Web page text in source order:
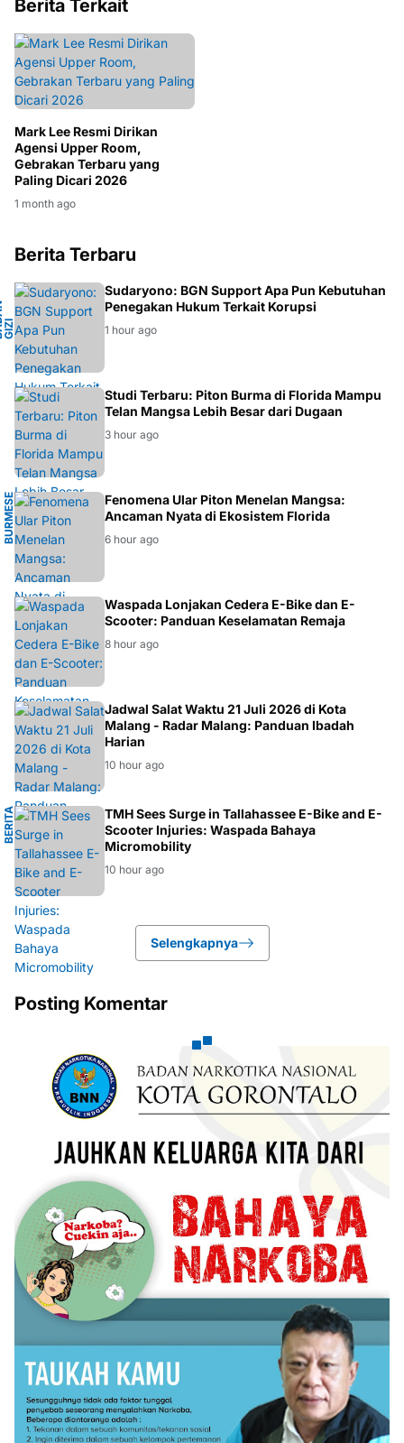
Berita Terkait
Mark Lee Resmi Dirikan
Agensi Upper Room,
Gebrakan Terbaru yang
Paling Dicari 2026
1 month ago
Berita Terbaru
D
IL
Sudaryono: BGN Support Apa Pun Kebutuhan
Penegakan Hukum Terkait Korupsi
1 hour ago
EKOSISTEM
Studi Terbaru: Piton Burma di Florida Mampu
Telan Mangsa Lebih Besar dari Dugaan
3 hour ago
B
U
R
M
ES
E
P
Y
T
H
ON
Fenomena Ular Piton Menelan Mangsa:
Ancaman Nyata di Ekosistem Florida
6 hour ago
BERITA
Waspada Lonjakan Cedera E-Bike dan E-
Scooter: Panduan Keselamatan Remaja
8 hour ago
IBADAH
Jadwal Salat Waktu 21 Juli 2026 di Kota
Malang - Radar Malang: Panduan Ibadah
Harian
10 hour ago
B
E
R
I
T
A
L
O
K
AL
TMH Sees Surge in Tallahassee E-Bike and E-
Scooter Injuries: Waspada Bahaya
Micromobility
10 hour ago
Selengkapnya
Posting Komentar